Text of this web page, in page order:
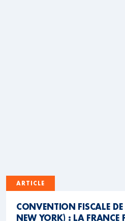
ARTICLE
CONVENTION FISCALE
NEW YORK) : LA FRANCE